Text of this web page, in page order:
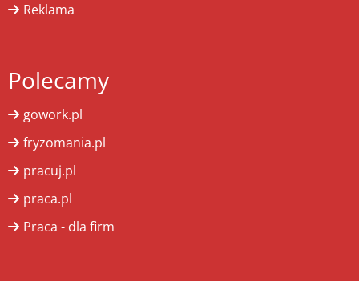
Reklama
Polecamy
gowork.pl
fryzomania.pl
pracuj.pl
praca.pl
Praca - dla firm